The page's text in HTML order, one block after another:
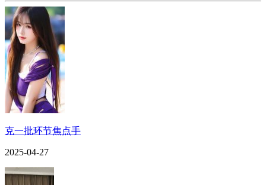
克一批环节焦点手
2025-04-27